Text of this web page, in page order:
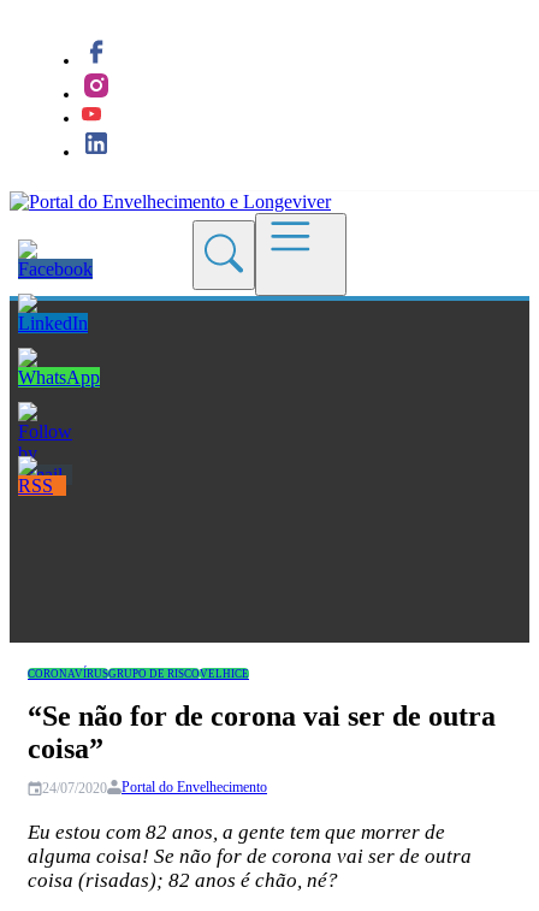
Quem Somos
CORONAVÍRUSGRUPO DE RISCOVELHICE
“Se não for de corona vai ser de outra
coisa”
24/07/2020 Portal do Envelhecimento
Eu estou com 82 anos, a gente tem que morrer de
alguma coisa! Se não for de corona vai ser de outra
coisa (risadas); 82 anos é chão, né?